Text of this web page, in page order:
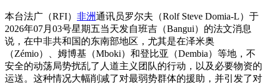
本台法广（RFI） 非洲通讯员罗尔夫（Rolf Steve Domia-L）于
2026年07月03号星期五当天发自班吉（Bangui）的法文消息
说，在中非共和国的东南部地区，尤其是在泽米奥
（Zémio）、姆博基（Mboki）和登比亚（Dembia）等地，不
安全的动荡局势扰乱了人道主义团队的行动，以及必要物资的
运送。这种情况大幅削减了对最弱势群体的援助，并引发了对